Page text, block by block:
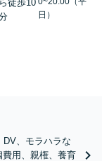
ら徒歩10
日）
DV、モラハラな
用、親権、養育